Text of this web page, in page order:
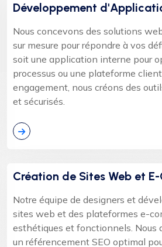
Développement
Nous concevons des solutions
sur mesure pour répondre à vos
soit une application interne pour
processus ou une plateforme
engagement, nous créons des
et sécurisés.
Création de Sites Web et
Notre équipe de designers et
sites web et des plateformes e-
esthétiques et fonctionnels. Nous
un référencement SEO optimal